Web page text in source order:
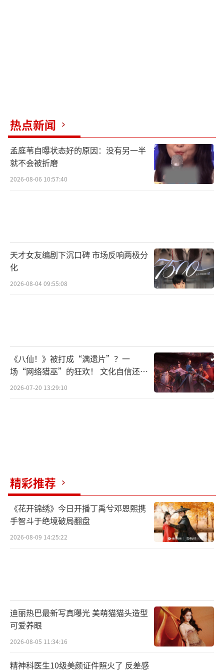
热点新闻
孟庭苇自曝状态好的原因：没有另一半
就不会被折磨
2026-08-06 10:57:40
天才女友编剧下沉口碑 市场反响两极分
化
2026-08-04 09:55:08
《八仙！》被打成“满遗片”？一
场“网络猎巫”的狂欢！ 文化自信还是
焦虑？
2026-07-20 13:29:10
精彩推荐
《花开锦绣》今日开播丁禹兮邓恩熙携
手智斗于绝境破局翻盘
2026-08-09 14:25:22
迪丽热巴最新写真曝光 美萌猫猫头造型
可爱养眼
2026-08-05 11:34:16
精神科医生10级美颜证件照火了 反差感